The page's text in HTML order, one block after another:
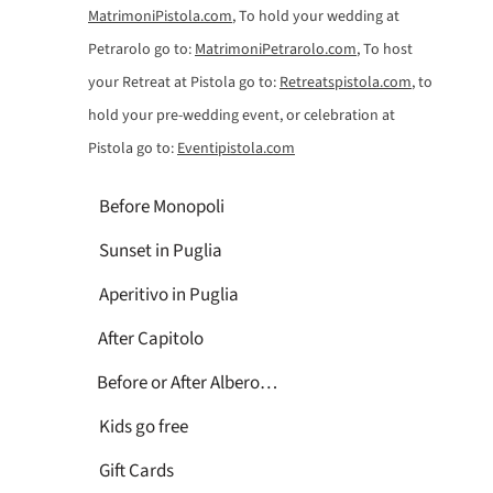
MatrimoniPistola.com, To hold your wedding at
Petrarolo go to: MatrimoniPetrarolo.com, To host
your Retreat at Pistola go to: Retreatspistola.com, to
hold your pre-wedding event, or celebration at
Pistola go to: Eventipistola.com
Before Monopoli
Sunset in Puglia
Aperitivo in Puglia
After Capitolo
Before or After Alberobello
Kids go free
Gift Cards